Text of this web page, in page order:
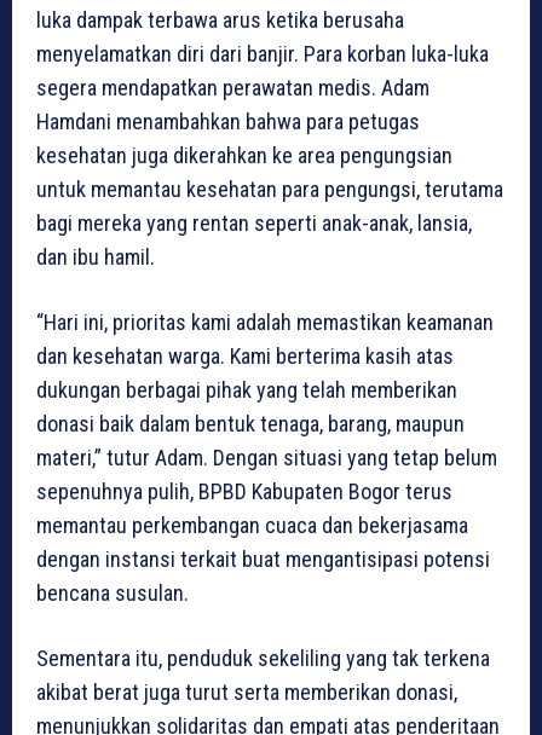
luka dampak terbawa arus ketika berusaha
menyelamatkan diri dari banjir. Para korban luka-luka
segera mendapatkan perawatan medis. Adam
Hamdani menambahkan bahwa para petugas
kesehatan juga dikerahkan ke area pengungsian
untuk memantau kesehatan para pengungsi, terutama
bagi mereka yang rentan seperti anak-anak, lansia,
dan ibu hamil.
“Hari ini, prioritas kami adalah memastikan keamanan
dan kesehatan warga. Kami berterima kasih atas
dukungan berbagai pihak yang telah memberikan
donasi baik dalam bentuk tenaga, barang, maupun
materi,” tutur Adam. Dengan situasi yang tetap belum
sepenuhnya pulih, BPBD Kabupaten Bogor terus
memantau perkembangan cuaca dan bekerjasama
dengan instansi terkait buat mengantisipasi potensi
bencana susulan.
Sementara itu, penduduk sekeliling yang tak terkena
akibat berat juga turut serta memberikan donasi,
menunjukkan solidaritas dan empati atas penderitaan